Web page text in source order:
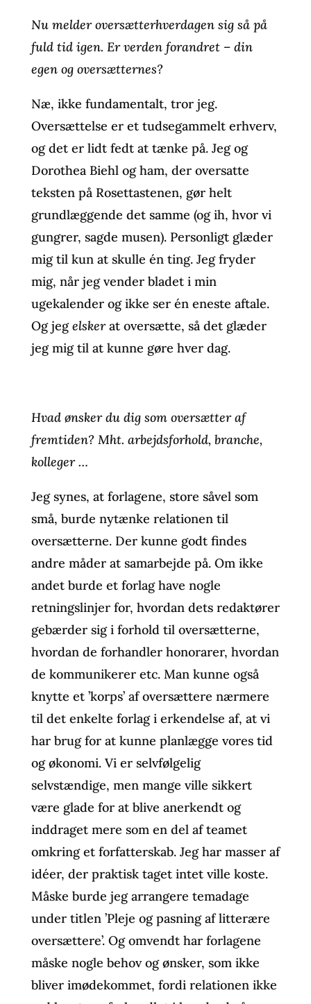
Nu melder oversætterhverdagen sig så på
fuld tid igen. Er verden forandret – din
egen og oversætternes?
Næ, ikke fundamentalt, tror jeg.
Oversættelse er et tudsegammelt erhverv,
og det er lidt fedt at tænke på. Jeg og
Dorothea Biehl og ham, der oversatte
teksten på Rosettastenen, gør helt
grundlæggende det samme (og ih, hvor vi
gungrer, sagde musen). Personligt glæder
mig til kun at skulle én ting. Jeg fryder
mig, når jeg vender bladet i min
ugekalender og ikke ser én eneste aftale.
Og jegelskerat oversætte, så det glæder
jeg mig til at kunne gøre hver dag.
Hvad ønsker du dig som oversætter af
fremtiden? Mht. arbejdsforhold, branche,
kolleger …
Jeg synes, at forlagene, store såvel som
små, burde nytænke relationen til
oversætterne. Der kunne godt findes
andre måder at samarbejde på. Om ikke
andet burde et forlag have nogle
retningslinjer for, hvordan dets redaktører
gebærder sig i forhold til oversætterne,
hvordan de forhandler honorarer, hvordan
de kommunikerer etc. Man kunne også
knytte et ’korps’ af oversættere nærmere
til det enkelte forlag i erkendelse af, at vi
har brug for at kunne planlægge vores tid
og økonomi. Vi er selvfølgelig
selvstændige, men mange ville sikkert
være glade for at blive anerkendt og
inddraget mere som en del af teamet
omkring et forfatterskab. Jeg har masser af
idéer, der praktisk taget intet ville koste.
Måske burde jeg arrangere temadage
under titlen ’Pleje og pasning af litterære
oversættere’. Og omvendt har forlagene
måske nogle behov og ønsker, som ikke
bliver imødekommet, fordi relationen ikke